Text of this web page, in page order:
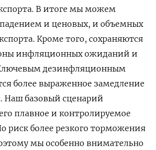
В итоге мы можем
падением и ценовых, и объемных
Кроме того, сохраняются
инфляционных ожиданий и
дезинфляционным
более выраженное замедление
Наш базовый сценарий
плавное и контролируемое
риск более резкого торможения
мы особенно внимательно